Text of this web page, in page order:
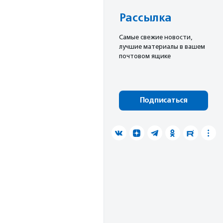
Рассылка
Cамые свежие новости,
лучшие материалы в вашем
почтовом ящике
Подписаться